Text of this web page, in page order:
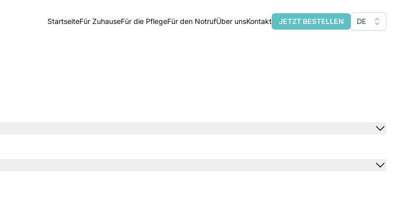
StartseiteFür ZuhauseFür die PflegeFür den NotrufÜber unsKontakt JETZT BESTELLEN DE